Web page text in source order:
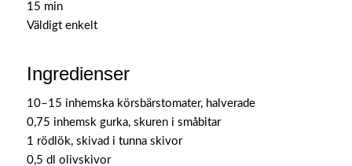
15 min
Väldigt enkelt
Ingredienser
10–15 inhemska körsbärstomater, halverade
0,75 inhemsk gurka, skuren i småbitar
1 rödlök, skivad i tunna skivor
0,5 dl olivskivor